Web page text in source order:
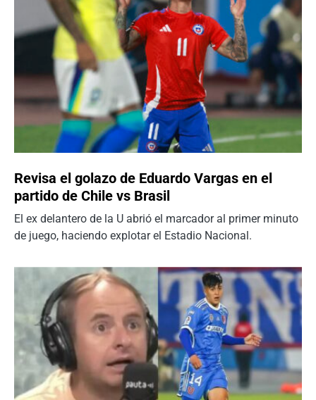
Revisa el golazo de Eduardo Vargas en el
partido de Chile vs Brasil
El ex delantero de la U abrió el marcador al primer minuto
de juego, haciendo explotar el Estadio Nacional.